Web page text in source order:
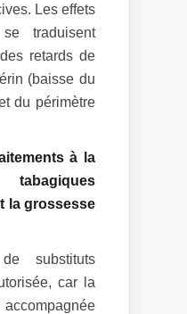
Les effets
traduisent
retards de
(baisse du
du périmètre
à la
la grossesse
substituts
car la
accompagnée